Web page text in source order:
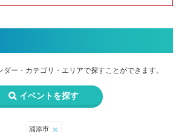
ダー・カテゴリ・エリアで探すことができます。
イベントを探す
浦添市